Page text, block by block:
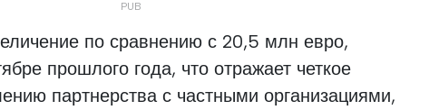
по сравнению с 20,5 млн евро,
прошлого года, что отражает четкое
партнерства с частными организациями,